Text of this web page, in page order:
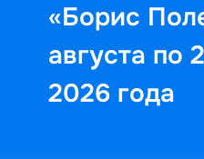
«Борис
августа по
2026 года